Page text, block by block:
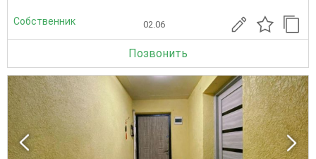
Собственник 02.06
Позвонить